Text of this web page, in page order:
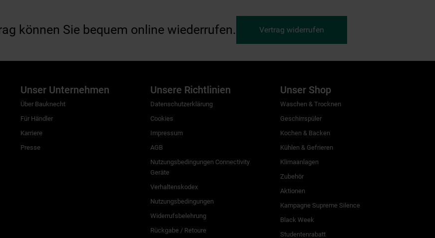
können Sie bequem online wiederrufen. Vertrag widerrufen
Unser Unternehmen
Über Bauknecht
Für Händler
Karriere
Presse
Unsere Richtlinien
Datenschutzerklärung
Cookies
Impressum
AGB
Nutzungsbedingungen Connectivity
Geräte
Verhaltenskodex
Nutzungsbedingungen
Widerrufsbelehrung
Rückgabe / Retoure
Unser Shop
Waschen & Trocknen
Geschirrspüler
Kochen & Backen
Kühlen & Gefrieren
Klimaanlagen
Zubehör
Aktionen
Kampagne Supreme Silence
Black Week
Studentenrabatt